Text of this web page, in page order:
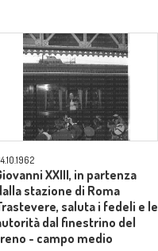
XXIII, in partenza
stazione di Roma
saluta i fedeli e le
dal finestrino del
- campo medio